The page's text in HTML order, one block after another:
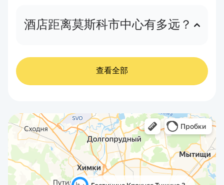
酒店距离莫斯科市中心有多远？
Skhodnenskaya地铁站附近的独特自然保
护区"Skhodnenskaya floodplain"的边界
查看全部